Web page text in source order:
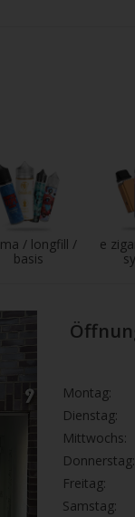
CLP-Verordnung
1272/2008
bei Hautkontakt.
/ longfill /
basis
e
Montag:
Dienstag:
Mittwochs:
Donnerstag:
Freitag:
Samstag: